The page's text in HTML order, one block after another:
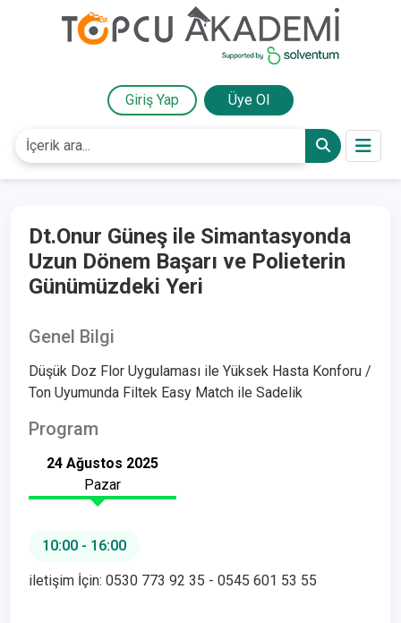
Giriş Yap Üye Ol
Dt.Onur Güneş ile Simantasyonda
Uzun Dönem Başarı ve Polieterin
Günümüzdeki Yeri
Genel Bilgi
Düşük Doz Flor Uygulaması ile Yüksek Hasta Konforu /
Ton Uyumunda Filtek Easy Match ile Sadelik
Program
24 Ağustos 2025
Pazar
10:00 - 16:00
iletişim İçin: 0530 773 92 35 - 0545 601 53 55